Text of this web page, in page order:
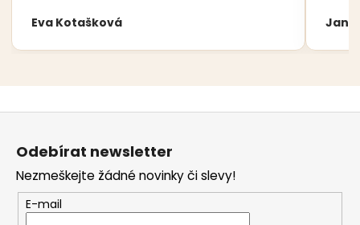
Eva Kotašková Jana
Odebírat newsletter
Nezmeškejte žádné novinky či slevy!
E-mail